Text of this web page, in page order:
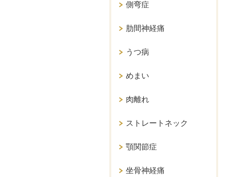
側弯症
肋間神経痛
うつ病
めまい
肉離れ
ストレートネック
顎関節症
坐骨神経痛